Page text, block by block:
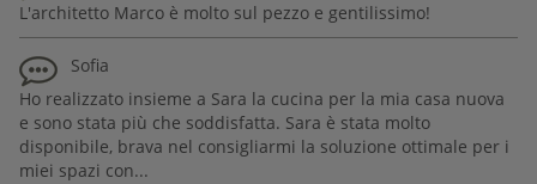
L'architetto Marco è molto sul pezzo e gentilissimo!
Sofia
Ho realizzato insieme a Sara la cucina per la mia casa nuova
e sono stata più che soddisfatta. Sara è stata molto
disponibile, brava nel consigliarmi la soluzione ottimale per i
miei spazi con...